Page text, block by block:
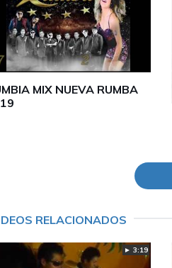
MIX NUEVA RUMBA
RELACIONADOS
► 3:19